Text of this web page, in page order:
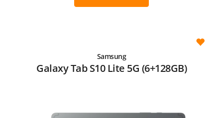
Samsung
Galaxy Tab S10 Lite 5G (6+128GB)